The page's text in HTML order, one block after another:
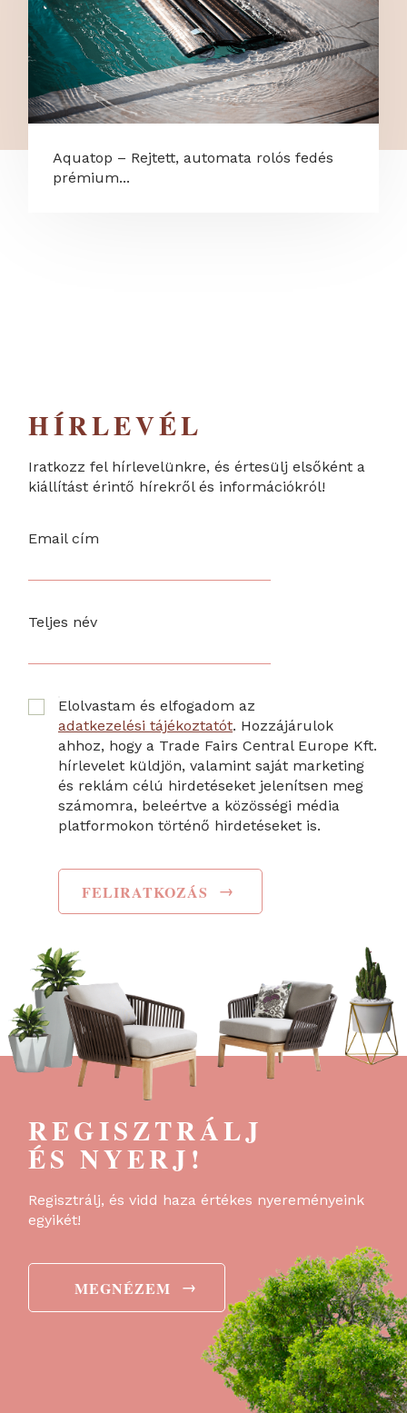
Aquatop – Rejtett, automata rolós fedés
prémium...
HÍRLEVÉL
Iratkozz fel hírlevelünkre, és értesülj elsőként a
kiállítást érintő hírekről és információkról!
Email cím
Teljes név
Elolvastam és elfogadom az
adatkezelési tájékoztatót. Hozzájárulok
ahhoz, hogy a Trade Fairs Central Europe Kft.
hírlevelet küldjön, valamint saját marketing
és reklám célú hirdetéseket jelenítsen meg
számomra, beleértve a közösségi média
platformokon történő hirdetéseket is.
FELIRATKOZÁS →
REGISZTRÁLJ
ÉS NYERJ!
Regisztrálj, és vidd haza értékes nyereményeink
egyikét!
MEGNÉZEM →